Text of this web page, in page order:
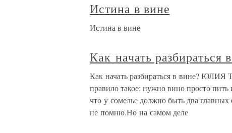
Истина в вине
Истина в вине
Как начать разбираться
Как начать разбираться в вине?
правило такое: нужно вино просто пить
что у сомелье должно быть два главных
не помню.Но на самом деле